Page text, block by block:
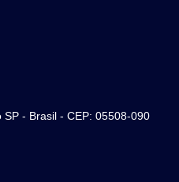
- Brasil - CEP: 05508-090